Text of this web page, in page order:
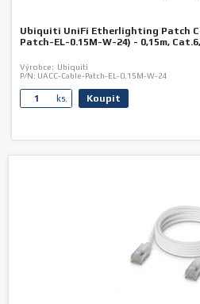
Ubiquiti UniFi Etherlighting Patch
Patch-EL-0.15M-W-24) - 0,15m,
Výrobce: Ubiquiti
P/N: UACC-Cable-Patch-EL-0.15M-W-24
ks. Koupit